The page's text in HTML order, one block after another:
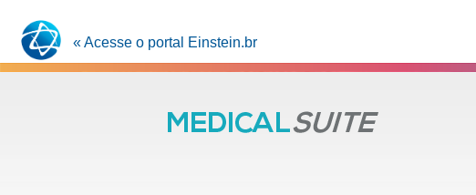
« Acesse o portal Einstein.br